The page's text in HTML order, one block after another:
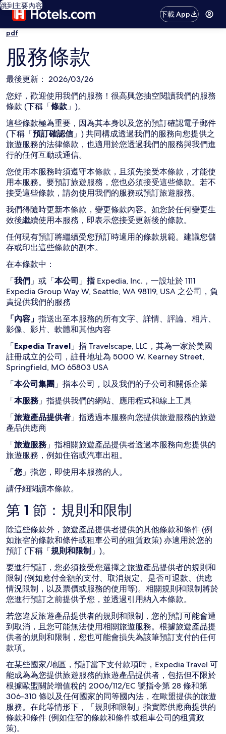
跳到主要內容
下載 App
pdf
服務條款
最後更新： 2026/03/26
您好，歡迎使用我們的服務！很高興您抽空閱讀我們的服務
條款 (下稱「條款 」)。
這些條款極為重要，因為其本身以及您的預訂確認電子郵件
(下稱「預訂確認信」) 共同構成透過我們的服務向您提供之
旅遊服務的法律條款，也適用於您透過我們的服務與我們進
行的任何互動或通信。
您使用本服務時須遵守本條款，且須先接受本條款，才能使
用本服務。要預訂旅遊服務，您也必須接受這些條款。若不
接受這些條款，請勿使用我們的服務或預訂旅遊服務。
我們得隨時更新本條款，變更條款內容。如您於任何變更生
效後繼續使用本服務，即表示您接受更新後的條款。
任何現有預訂將繼續受您預訂時適用的條款規範。建議您儲
存或印出這些條款的副本。
在本條款中：
「我們 」或「本公司 」指 Expedia, Inc.，一設址於 1111
Expedia Group Way W, Seattle, WA 98119, USA 之公司，負
責提供我們的服務
「內容」 指送出至本服務的所有文字、詳情、評論、相片、
影像、影片、軟體和其他內容
「Expedia Travel 」指 Travelscape, LLC，其為一家於美國
註冊成立的公司，註冊地址為 5000 W. Kearney Street,
Springfield, MO 65803 USA
「本公司集團 」指本公司，以及我們的子公司和關係企業
「本服務 」指提供我們的網站、應用程式和線上工具
「旅遊產品提供者 」指透過本服務向您提供旅遊服務的旅遊
產品供應商
「旅遊服務 」指相關旅遊產品提供者透過本服務向您提供的
旅遊服務，例如住宿或汽車出租。
「您 」指您，即使用本服務的人。
請仔細閱讀本條款。
第 1 節：規則和限制
除這些條款外，旅遊產品提供者提供的其他條款和條件 (例
如旅宿的條款和條件或租車公司的租賃政策) 亦適用於您的
預訂 (下稱「規則和限制 」)。
要進行預訂，您必須接受您選擇之旅遊產品提供者的規則和
限制 (例如應付金額的支付、取消規定、是否可退款、供應
情況限制，以及票價或服務的使用等)。相關規則和限制將於
您進行預訂之前提供予您，並透過引用納入本條款。
若您違反旅遊產品提供者的規則和限制，您的預訂可能會遭
到取消，且您可能無法使用相關旅遊服務。根據旅遊產品提
供者的規則和限制，您也可能會損失為該筆預訂支付的任何
款項。
在某些國家/地區，預訂當下支付款項時，Expedia Travel 可
能成為為您提供旅遊服務的旅遊產品提供者，包括但不限於
根據歐盟關於增值稅的 2006/112/EC 號指令第 28 條和第
306-310 條以及任何國家的同等國內法，在歐盟提供的旅遊
服務。在此等情形下，「規則和限制」指實際供應商提供的
條款和條件 (例如住宿的條款和條件或租車公司的租賃政
策)。